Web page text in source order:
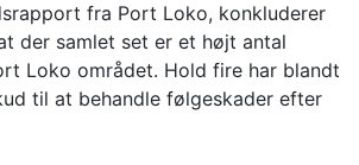
fra Port Loko, konkluderer
der samlet set er et højt antal
Loko området. Hold fire har blandt
til at behandle følgeskader efter